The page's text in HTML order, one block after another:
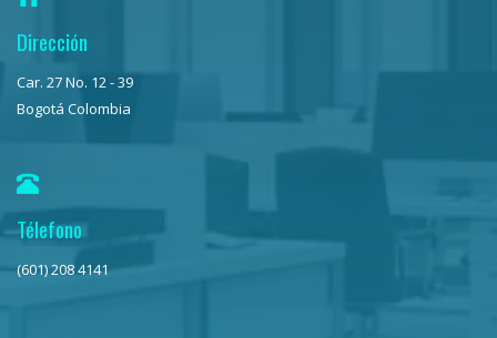
Dirección
Car. 27 No. 12 - 39
Bogotá Colombia
Télefono
(601) 208 4141